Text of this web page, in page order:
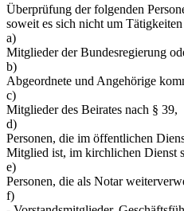
Überprüfung der folgenden
soweit es sich nicht um
a)
Mitglieder der Bundesregierung
b)
Abgeordnete und Angehörige
c)
Mitglieder des Beirates nach § 39,
d)
Personen, die im öffentlichen
Mitglied ist, im kirchlichen Dienst
e)
Personen, die als Notar
f)